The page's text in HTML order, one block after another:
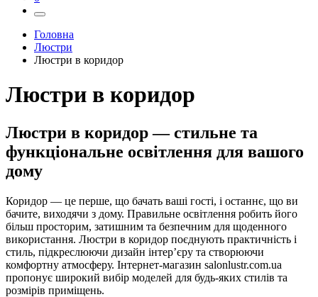
Головна
Люстри
Люстри в коридор
Люстри в коридор
Люстри в коридор — стильне та
функціональне освітлення для вашого
дому
Коридор — це перше, що бачать ваші гості, і останнє, що ви
бачите, виходячи з дому. Правильне освітлення робить його
більш просторим, затишним та безпечним для щоденного
використання. Люстри в коридор поєднують практичність і
стиль, підкреслюючи дизайн інтер’єру та створюючи
комфортну атмосферу. Інтернет-магазин salonlustr.com.ua
пропонує широкий вибір моделей для будь-яких стилів та
розмірів приміщень.